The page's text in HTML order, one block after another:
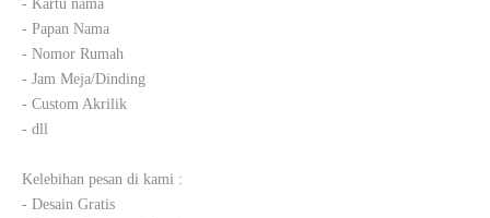
- Kartu nama
- Papan Nama
- Nomor Rumah
- Jam Meja/Dinding
- Custom Akrilik
- dll
Kelebihan pesan di kami :
- Desain Gratis